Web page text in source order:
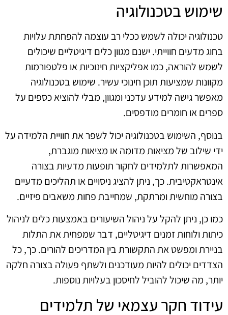
שימוש בטכנולוגיה
טכנולוגיה יכולה לשמש ככלי רב עוצמה להפחתת עלויות
בחוג מדעים חווייתי. ישנם מגוון כלים דיגיטליים שיכולים
לשמש להוראה, כמו אפליקציות חינוכיות או פלטפורמות
מקוונות שמציעות תוכן חינוכי עשיר. שימוש בטכנולוגיה
מאפשר גישה למידע עדכני ומגוון, מבלי להוציא כספים על
ספרים או חומרים מודפסים.
בנוסף, השימוש בטכנולוגיה יכול לשפר את חוויית הלמידה על
ידי שילוב של מציאות מדומה או מציאות מוגברת,
המאפשרות לתלמידים לחקור תופעות מדעיות בצורה
אינטראקטיבית. כך, ניתן להציג ניסויים או תהליכים מדעיים
בצורה מוחשית ומרתקת, שמחייבת פחות משאבים פיזיים.
כמו כן, ניתן להקל על ניהול השיעורים באמצעות כלים לניהול
כיתות ולוחות זמנים דיגיטליים, דבר שמפחית את התלות
בניירת ומפשט את התקשורת בין המדריכים להורים. כך, כל
הצדדים יכולים להיות מעודכנים ולשתף פעולה בצורה חלקה
יותר, מה שיכול להוביל לחיסכון בעלויות נוספות.
עידוד חקר עצמאי של תלמידים